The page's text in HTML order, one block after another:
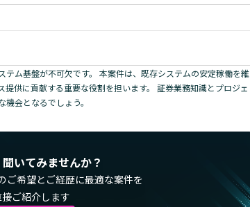
ム基盤が不可欠です。 本案件は、既存システムの安定稼働を維
供に貢献する重要な役割を担います。 証券業務知識とプロジェ
会となるでしょう。
いてみませんか？
ご希望とご経歴に最適な案件を
ご紹介します